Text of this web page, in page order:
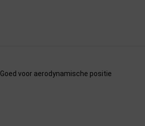
Goed voor aerodynamische positie